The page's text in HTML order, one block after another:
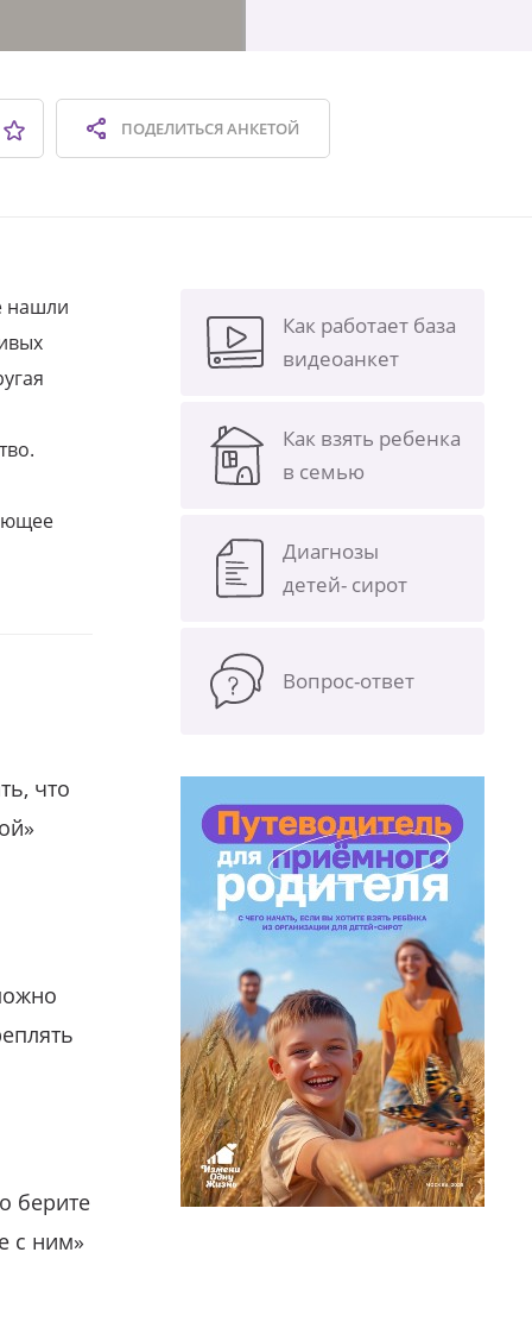
ПОДЕЛИТЬСЯАНКЕТОЙ
нашли
что
берите
с ним»
Как работает база
видеоанкет
Как взять ребенка
в семью
Диагнозы
детей- сирот
Вопрос-ответ